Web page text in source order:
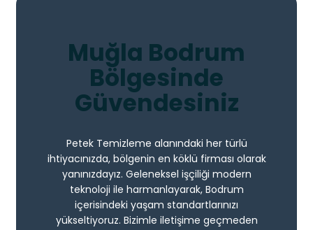
Muğla Bodrum
Bölgesinde
Güvendesiniz
Petek Temizleme alanındaki her türlü
ihtiyacınızda, bölgenin en köklü firması olarak
yanınızdayız. Geleneksel işçiliği modern
teknoloji ile harmanlayarak, Bodrum
içerisindeki yaşam standartlarınızı
yükseltiyoruz. Bizimle iletişime geçmeden